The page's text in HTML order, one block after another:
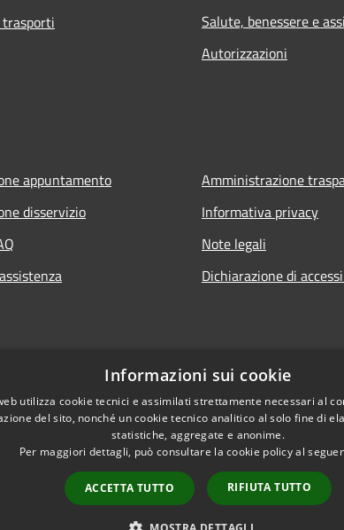
Salute, benessere e
Autorizzazioni
appuntamento
disservizio
Amministrazione
Informativa privacy
Note legali
Dichiarazione di
Copyright ©
Informazioni sui cookie
utilizza cookie tecnici e assimilati strettamente necessari al
del sito, nonché un cookie tecnico analitico al solo fine di
statistiche, aggregate e anonime.
Per maggiori dettagli, può consultare la cookie policy al
ACCETTA TUTTO RIFIUTA TUTTO